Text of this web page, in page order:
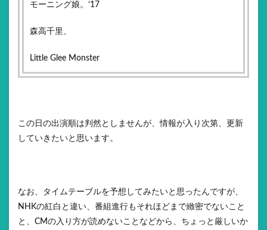
モーニング娘。’17
森高千里、
Little Glee Monster
この日の出演順は判然としませんが、情報が入り次第、更新
していきたいと思います。
なお、タイムテーブルを予想してみたいと思ったんですが、
NHKの紅白と違い、番組進行もそれほどまで緻密でないこと
と、CMの入り方が読めないことなどから、ちょっと厳しいか